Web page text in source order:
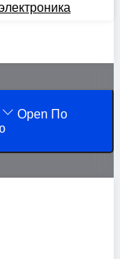
Open По